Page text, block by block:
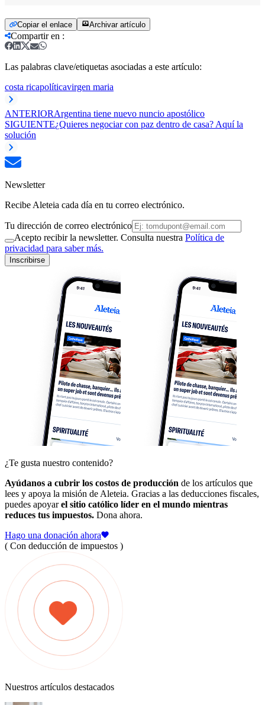
Copiar el enlace Archivar artículo
Compartir en :
Las palabras clave/etiquetas asociadas a este artículo:
costa ricapolíticavirgen maria
ANTERIORArgentina tiene nuevo nuncio apostólico
SIGUIENTE¿Quieres negociar con paz dentro de casa? Aquí la
solución
Newsletter
Recibe Aleteia cada día en tu correo electrónico.
Tu dirección de correo electrónico
Acepto recibir la newsletter. Consulta nuestra Política de
privacidad para saber más.
Inscribirse
¿Te gusta nuestro contenido?
Ayúdanos a cubrir los costos de producción de los artículos que
lees y apoya la misión de Aleteia. Gracias a las deducciones fiscales,
puedes apoyarel sitio católico líder en el mundo mientras
reduces tus impuestos. Dona ahora.
Hago una donación ahora
( Con deducción de impuestos )
Nuestros artículos destacados